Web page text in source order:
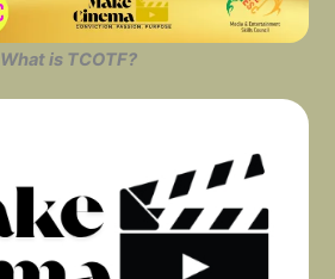
What is TCOTF?